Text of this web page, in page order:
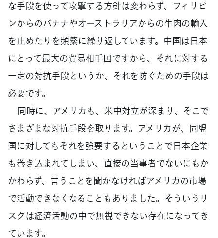
な手段を使って攻撃する方針は変わらず、フィリピ
ンからのバナナやオーストラリアからの牛肉の輸入
を止めたりを頻繁に繰り返しています。中国は日本
にとって最大の貿易相手国ですから、それに対する
一定の対抗手段というか、それを防ぐための手段は
必要です。
同時に、アメリカも、米中対立が深まり、そこで
さまざまな対抗手段を取ります。アメリカが、同盟
国に対してもそれを強要するということで日本企業
も巻き込まれてしまい、直接の当事者でないにもか
かわらず、言うことを聞かなければアメリカの市場
で活動できなくなることもありました。そういうリ
スクは経済活動の中で無視できない存在になってき
ています。